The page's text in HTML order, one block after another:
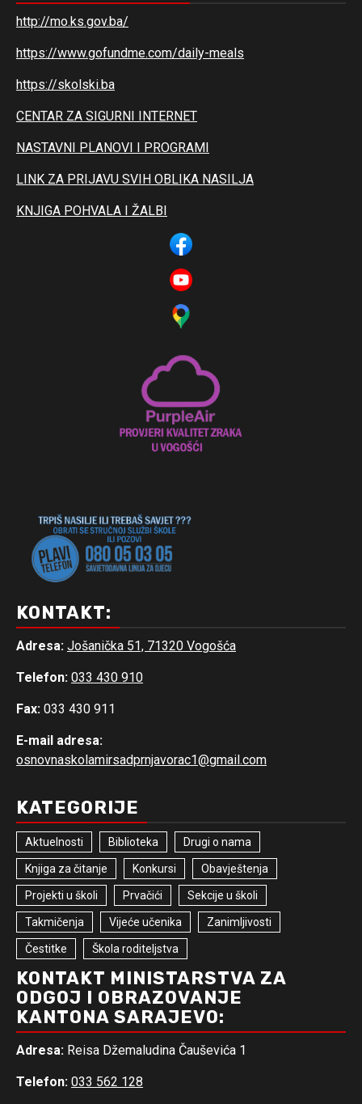
http://mo.ks.gov.ba/
https://www.gofundme.com/daily-meals
https://skolski.ba
CENTAR ZA SIGURNI INTERNET
NASTAVNI PLANOVI I PROGRAMI
LINK ZA PRIJAVU SVIH OBLIKA NASILJA
KNJIGA POHVALA I ŽALBI
KONTAKT:
Adresa: Jošanička 51, 71320 Vogošća
Telefon: 033 430 910
Fax: 033 430 911
E-mail adresa:
osnovnaskolamirsadprnjavorac1@gmail.com
KATEGORIJE
Aktuelnosti Biblioteka Drugi o nama
Knjiga za čitanje Konkursi Obavještenja
Projekti u školi Prvačići Sekcije u školi
Takmičenja Vijeće učenika Zanimljivosti
Čestitke Škola roditeljstva
KONTAKT MINISTARSTVA ZA
ODGOJ I OBRAZOVANJE
KANTONA SARAJEVO:
Adresa: Reisa Džemaludina Čauševića 1
Telefon: 033 562 128